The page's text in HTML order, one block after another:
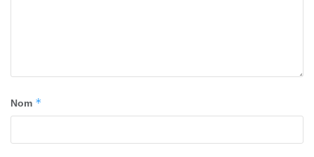
Nom *